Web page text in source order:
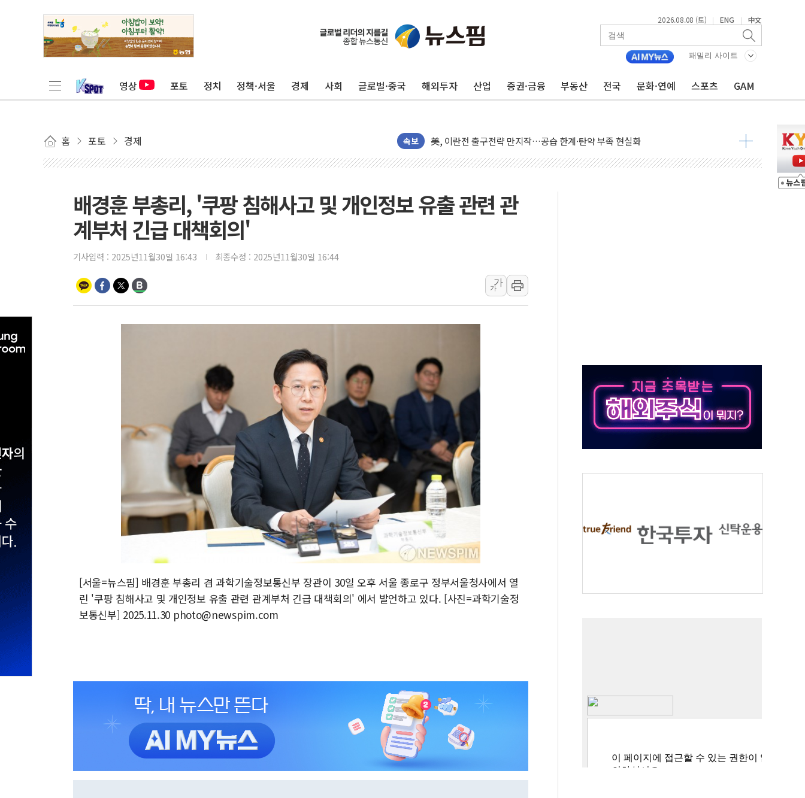
2026.08.08 (토) | ENG | 中文
패밀리 사이트
영상 포토 정치 정책·서울 경제 사회 글로벌·중국 해외투자 산업 증권·금융 부동산 전국 문화·연예 스포츠 GAM
홈 포토 경제 속보
[종합] 김민석, 정청래에 '0.86%p' 차 재역전 성공...金 45.42% vs 鄭 44.56%
인천 합동연설회 나선 송영길·정청래·김민석 당대표 후보
김민석, 2주차 제주·인천 경선서 정청래에 승리...47.75% vs 42.08%
[속보] 민주, 제주·인천 경선 결과 발표...김민석 47.75% 정청래 42.08%
이번주 국내 주요 금융일정(8.10~8.14)
美, 이란전 출구전략 만지작…공습 한계·탄약 부족 현실화
폐기물 수거하다 참변…60대 환경미화원 수거차에 치여 사망
서울 중랑구 주택가서 흉기 난동…60대 남성 2명 숨져
추미애, '위안부' 피해자 기림의 날 참석..."국제적 시민 연대로 목소리 내야"
인천 선재도 갯벌서 해루질 중 실종 60대 나흘만에 숨진 채 발견
인천서 말다툼 중 어머니 흉기 살해 10대 아들 체포
'화합' 꺼낸 김민석에 '뻔뻔' 받아친 정청래…제주 연설서 신경전 고조
배경훈 부총리, '쿠팡 침해사고 및 개인정보 유출 관련 관
계부처 긴급 대책회의'
기사입력 : 2025년11월30일 16:43 최종수정 : 2025년11월30일 16:44
가
가
[서울=뉴스핌] 배경훈 부총리 겸 과학기술정보통신부 장관이 30일 오후 서울 종로구 정부서울청사에서 열
린 '쿠팡 침해사고 및 개인정보 유출 관련 관계부처 긴급 대책회의' 에서 발언하고 있다. [사진=과학기술정
보통신부] 2025.11.30 photo@newspim.com